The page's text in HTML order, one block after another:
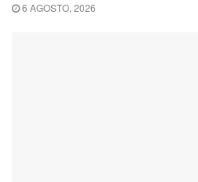
6 AGOSTO, 2026